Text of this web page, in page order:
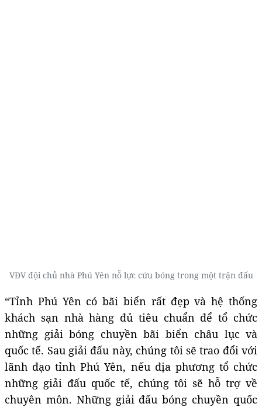
VĐV đội chủ nhà Phú Yên nỗ lực cứu bóng trong một trận đấu
“Tỉnh Phú Yên có bãi biển rất đẹp và hệ thống
khách sạn nhà hàng đủ tiêu chuẩn để tổ chức
những giải bóng chuyền bãi biển châu lục và
quốc tế. Sau giải đấu này, chúng tôi sẽ trao đổi với
lãnh đạo tỉnh Phú Yên, nếu địa phương tổ chức
những giải đấu quốc tế, chúng tôi sẽ hỗ trợ về
chuyên môn. Những giải đấu bóng chuyền quốc